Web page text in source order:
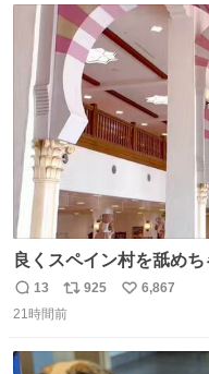
ト
数
良くスペイン村を舐め
ちゃ行けないのはスペ
中庭抜けるだけでこの有
ニャは益々素晴らしい
返
信
13
リ
ポ
ト
925
い
数
6,867
21時間前